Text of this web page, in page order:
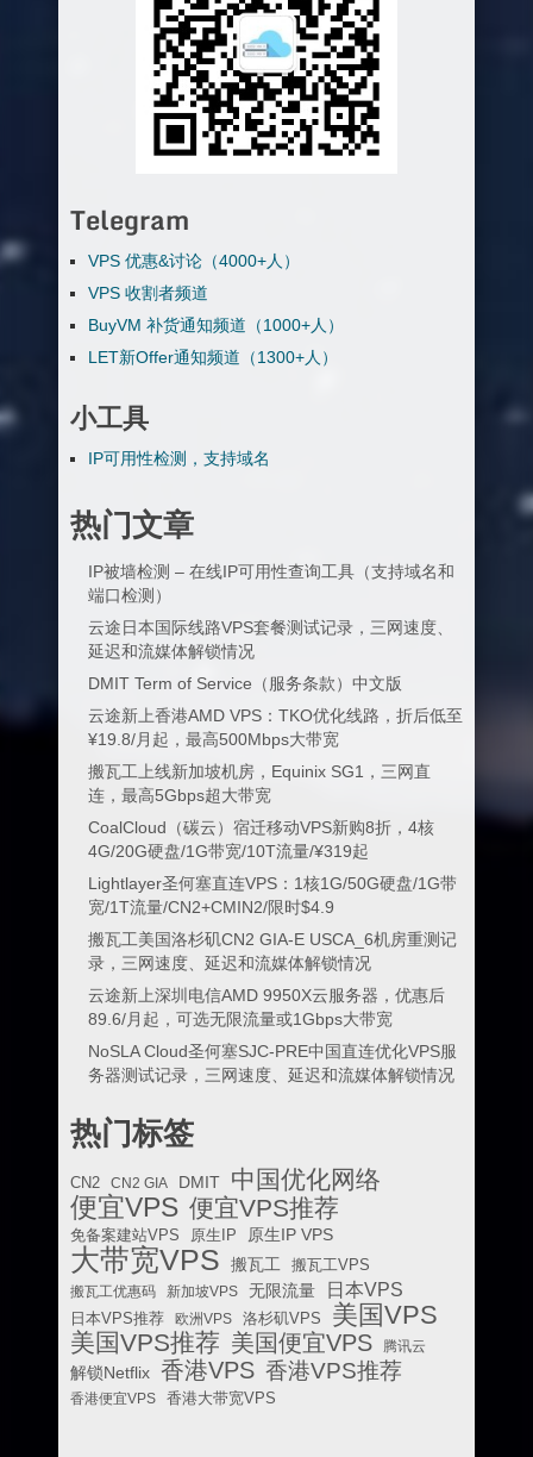
Telegram
VPS 优惠&讨论（4000+人）
VPS 收割者频道
BuyVM 补货通知频道（1000+人）
LET新Offer通知频道（1300+人）
小工具
IP可用性检测，支持域名
热门文章
IP被墙检测 – 在线IP可用性查询工具（支持域名和
端口检测）
云途日本国际线路VPS套餐测试记录，三网速度、
延迟和流媒体解锁情况
DMIT Term of Service（服务条款）中文版
云途新上香港AMD VPS：TKO优化线路，折后低至
¥19.8/月起，最高500Mbps大带宽
搬瓦工上线新加坡机房，Equinix SG1，三网直
连，最高5Gbps超大带宽
CoalCloud（碳云）宿迁移动VPS新购8折，4核
4G/20G硬盘/1G带宽/10T流量/¥319起
Lightlayer圣何塞直连VPS：1核1G/50G硬盘/1G带
宽/1T流量/CN2+CMIN2/限时$4.9
搬瓦工美国洛杉矶CN2 GIA-E USCA_6机房重测记
录，三网速度、延迟和流媒体解锁情况
云途新上深圳电信AMD 9950X云服务器，优惠后
89.6/月起，可选无限流量或1Gbps大带宽
NoSLA Cloud圣何塞SJC-PRE中国直连优化VPS服
务器测试记录，三网速度、延迟和流媒体解锁情况
热门标签
CN2 CN2 GIA DMIT 中国优化网络
便宜VPS 便宜VPS推荐
免备案建站VPS 原生IP 原生IP VPS
大带宽VPS 搬瓦工
搬瓦工VPS
搬瓦工优惠码
新加坡VPS 无限流量 日本VPS
日本VPS推荐 欧洲VPS 洛杉矶VPS 美国VPS
美国VPS推荐 美国便宜VPS 腾讯云
解锁Netflix 香港VPS 香港VPS推荐
香港便宜VPS 香港大带宽VPS